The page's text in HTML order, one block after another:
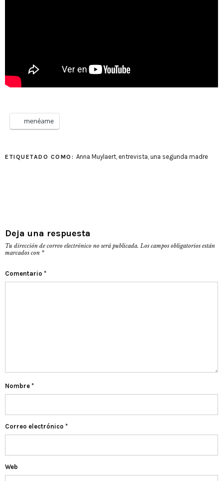
menéame
ETIQUETADO COMO: Anna Muylaert, entrevista, una segunda madre
Deja una respuesta
Tu dirección de correo electrónico no será publicada. Los campos obligatorios están
marcados con *
Comentario *
Nombre *
Correo electrónico *
Web